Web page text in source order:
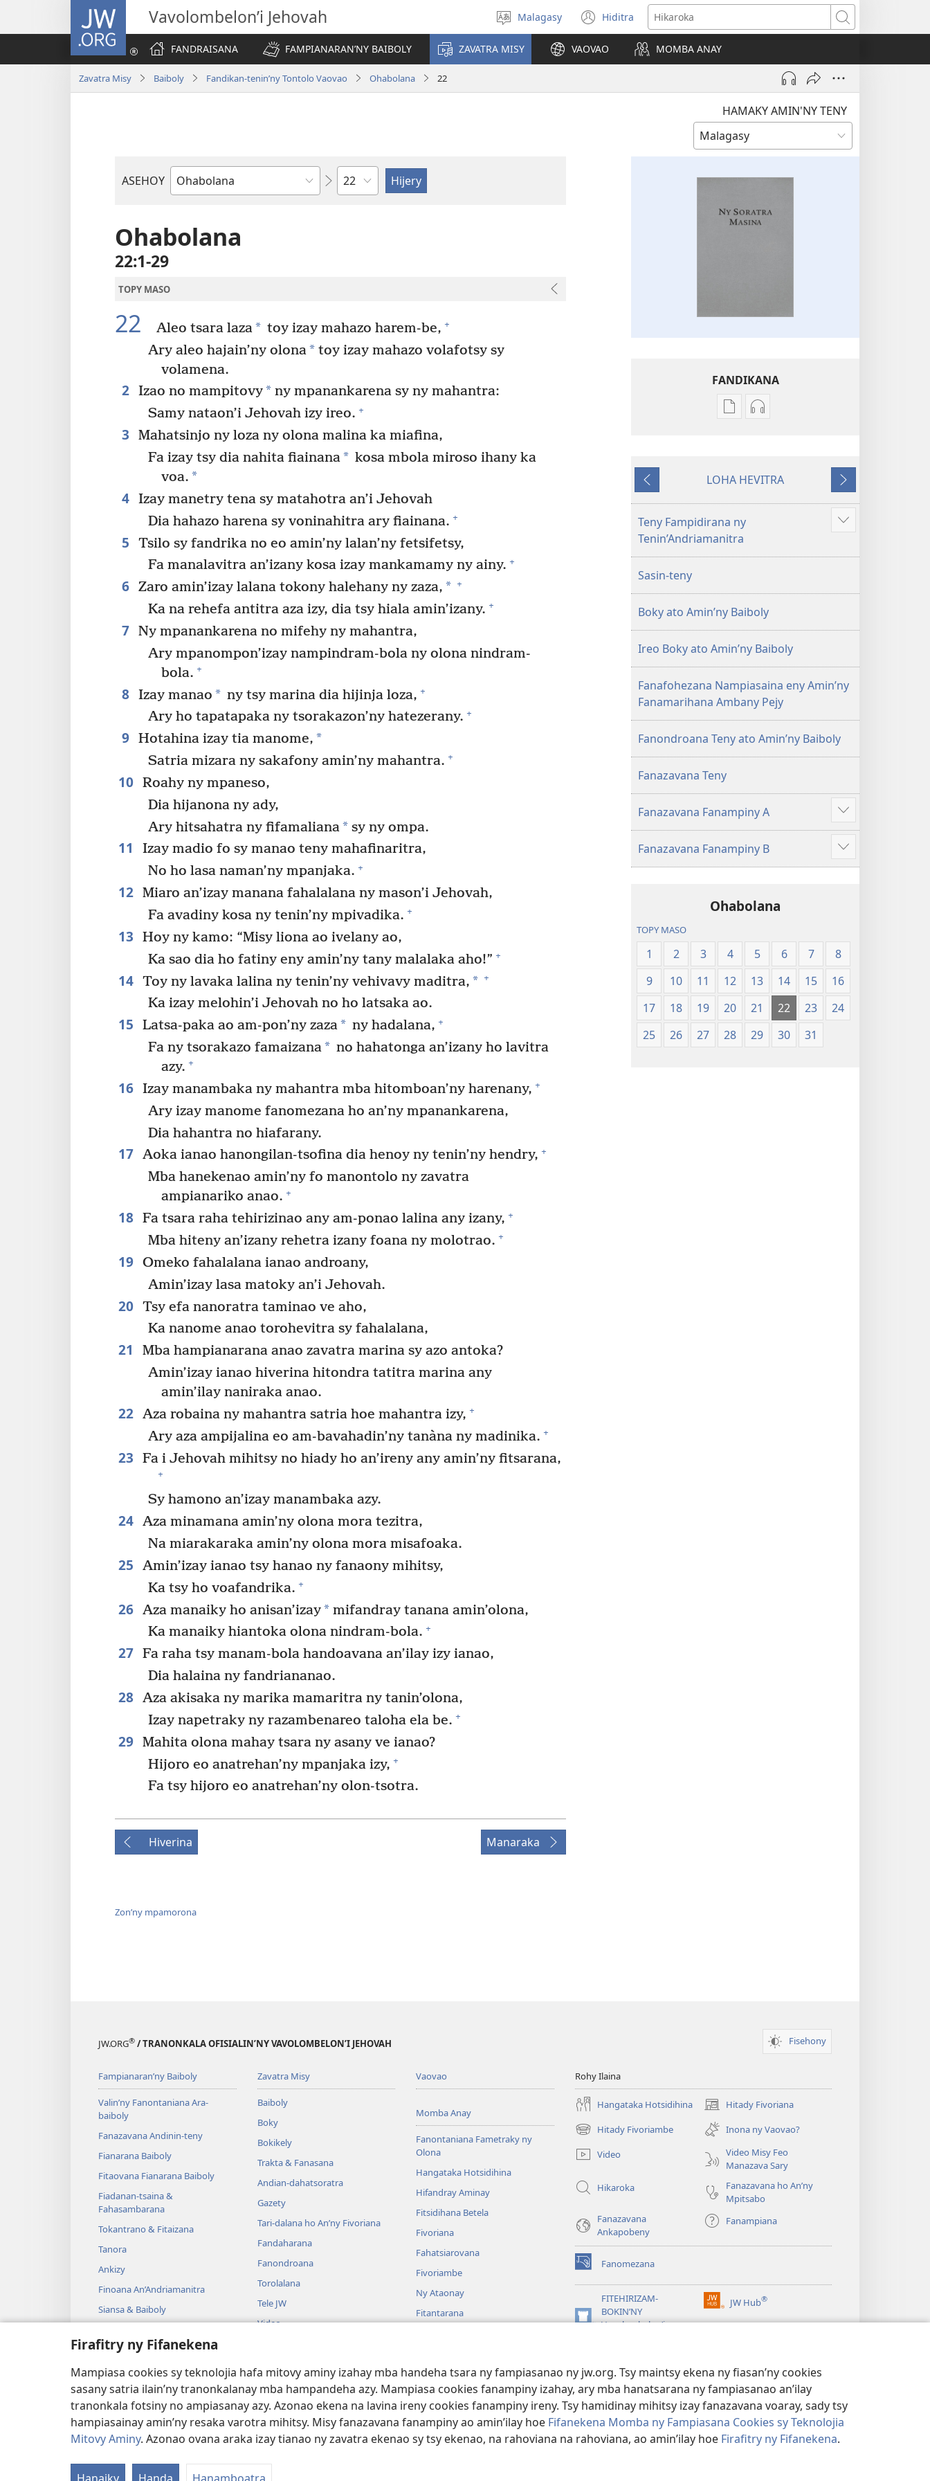
Firafitry ny Fifanekena
Mampiasa cookies sy teknolojia hafa mitovy aminy izahay mba handeha tsara ny fampiasanao ny jw.org. Tsy maintsy ekena ny fiasan’ny cookies
sasany satria ilain’ny tranonkalanay mba hampandeha azy. Mampiasa cookies fanampiny izahay, ary mba hanatsarana ny fampiasanao an’ilay
tranonkala fotsiny no ampiasanay azy. Azonao ekena na lavina ireny cookies fanampiny ireny. Tsy hamidinay mihitsy izay fanazavana voaray, sady tsy
hampiasainay amin’ny resaka varotra mihitsy. Misy fanazavana fanampiny ao amin’ilay hoe Fifanekena Momba ny Fampiasana Cookies sy Teknolojia
Mitovy Aminy. Azonao ovana araka izay tianao ny zavatra ekenao sy tsy ekenao, na rahoviana na rahoviana, ao amin’ilay hoe Firafitry ny Fifanekena.
JW.ORG Vavolombelon’i Jehovah
Hifidy
fiteny
Malagasy Hiditra
(manokatra
rohy)
Hikaroka
FANDRAISANA
FAMPIANARAN’NY BAIBOLY ZAVATRA MISY VAOVAO MOMBA ANAY
Zavatra Misy Baiboly Fandikan-tenin’ny Tontolo Vaovao Ohabolana 22
HAMAKY AMIN'NY TENY
ASEHOY
Boky
Amin’ny
Baiboly
Toko
Ohabolana
22:1-29
TOPY MASO
22 Aleo tsara laza* toy izay mahazo harem-be, +
Ary aleo hajain’ny olona* toy izay mahazo volafotsy sy
volamena.
2 Izao no mampitovy*ny mpanankarena sy ny mahantra:
Samy nataon’i Jehovah izy ireo. +
3
Mahatsinjo ny loza ny olona malina ka miafina,
Fa izay tsy dia nahita fiainana* kosa mbola miroso ihany ka
voa. *
4 Izay manetry tena sy matahotra an’i Jehovah
Dia hahazo harena sy voninahitra ary fiainana. +
5
Tsilo sy fandrika no eo amin’ny lalan’ny fetsifetsy,
Fa manalavitra an’izany kosa izay mankamamy ny ainy. +
6 Zaro amin’izay lalana tokony halehany ny zaza, * +
Ka na rehefa antitra aza izy, dia tsy hiala amin’izany. +
7 Ny mpanankarena no mifehy ny mahantra,
Ary mpanompon’izay nampindram-bola ny olona nindram-
bola. +
8 Izay manao * ny tsy marina dia hijinja loza, +
Ary ho tapatapaka ny tsorakazon’ny hatezerany. +
9 Hotahina izay tia manome, *
Satria mizara ny sakafony amin’ny mahantra. +
10 Roahy ny mpaneso,
Dia hijanona ny ady,
Ary hitsahatra ny fifamaliana* sy ny ompa.
11
Izay madio fo sy manao teny mahafinaritra,
No ho lasa naman’ny mpanjaka. +
12 Miaro an’izay manana fahalalana ny mason’i Jehovah,
Fa avadiny kosa ny tenin’ny mpivadika. +
13
Hoy ny kamo: “Misy liona ao ivelany ao,
Ka sao dia ho fatiny eny amin’ny tany malalaka aho!” +
14 Toy ny lavaka lalina ny tenin’ny vehivavy maditra, * +
Ka izay melohin’i Jehovah no ho latsaka ao.
15 Latsa-paka ao am-pon’ny zaza* ny hadalana, +
Fa ny tsorakazo famaizana* no hahatonga an’izany ho lavitra
azy. +
16 Izay manambaka ny mahantra mba hitomboan’ny harenany, +
Ary izay manome fanomezana ho an’ny mpanankarena,
Dia hahantra no hiafarany.
17 Aoka ianao hanongilan-tsofina dia henoy ny tenin’ny hendry, +
Mba hanekenao amin’ny fo manontolo ny zavatra
ampianariko anao. +
18 Fa tsara raha tehirizinao any am-ponao lalina any izany, +
Mba hiteny an’izany rehetra izany foana ny molotrao. +
19 Omeko fahalalana ianao androany,
Amin’izay lasa matoky an’i Jehovah.
20 Tsy efa nanoratra taminao ve aho,
Ka nanome anao torohevitra sy fahalalana,
21
Mba hampianarana anao zavatra marina sy azo antoka?
Amin’izay ianao hiverina hitondra tatitra marina any
amin’ilay naniraka anao.
22 Aza robaina ny mahantra satria hoe mahantra izy, +
Ary aza ampijalina eo am-bavahadin’ny tanàna ny madinika. +
23 Fa i Jehovah mihitsy no hiady ho an’ireny any amin’ny fitsarana,
+
Sy hamono an’izay manambaka azy.
24 Aza minamana amin’ny olona mora tezitra,
Na miarakaraka amin’ny olona mora misafoaka.
25
Amin’izay ianao tsy hanao ny fanaony mihitsy,
Ka tsy ho voafandrika. +
26 Aza manaiky ho anisan’izay*mifandray tanana amin’olona,
Ka manaiky hiantoka olona nindram-bola. +
27 Fa raha tsy manam-bola handoavana an’ilay izy ianao,
Dia halaina ny fandriananao.
28 Aza akisaka ny marika mamaritra ny tanin’olona,
Izay napetraky ny razambenareo taloha ela be. +
29 Mahita olona mahay tsara ny asany ve ianao?
Hijoro eo anatrehan’ny mpanjaka izy, +
Fa tsy hijoro eo anatrehan’ny olon-tsotra.
Hiverina Manaraka
Zon’ny mpamorona
FANDIKANA
Fandikana
Masina
tenin’ny
Tontolo
2021)
Fandikana
Soratra
(Nohavaozina
2021)
Hiverina
LOHA HEVITRA
Manaraka
Teny Fampidirana ny
Tenin’Andriamanitra
Hijery
kokoa
Sasin-teny
Boky ato Amin’ny Baiboly
Ireo Boky ato Amin’ny Baiboly
Fanafohezana Nampiasaina eny Amin’ny
Fanamarihana Ambany Pejy
Fanondroana Teny ato Amin’ny Baiboly
Fanazavana Teny
Fanazavana Fanampiny A
Hijery
misimisy
kokoa
Fanazavana Fanampiny B
Hijery
misimisy
Ohabolana
TOPY MASO
1 2 3 4 5 6 7
8
9
10 11 12 13 14 15
16
17
18 19 20 21 22 23
24
25
26 27 28 29 30 31
JW.ORG® / TRANONKALA OFISIALIN’NY VAVOLOMBELON’I JEHOVAH Fisehony
Fampianaran’ny Baiboly
Valin’ny Fanontaniana Ara-
baiboly
Fanazavana Andinin-teny
Fianarana Baiboly
Fitaovana Fianarana Baiboly
Fiadanan-tsaina &
Fahasambarana
Tokantrano & Fitaizana
Tanora
Ankizy
Finoana An’Andriamanitra
Siansa & Baiboly
Zavatra Misy
Baiboly
Boky
Bokikely
Trakta & Fanasana
Andian-dahatsoratra
Gazety
Tari-dalana ho An’ny Fivoriana
Fandaharana
Fanondroana
Torolalana
Tele JW
Video
Tantara Henoina
Vaovao
Momba Anay
Fanontaniana Fametraky ny
Olona
Hangataka Hotsidihina
Hifandray Aminay
Fitsidihana Betela
Fivoriana
Fahatsiarovana
Fivoriambe
Ny Ataonay
Fitantarana
Rohy Ilaina
Hangataka Hotsidihina Hitady Fivoriana
(manokatra
rohy)
Hitady Fivoriambe
(manokatra
rohy)
Inona ny Vaovao?
Video
Video Misy Feo
Manazava Sary
Hikaroka
Fanazavana ho An’ny
Mpitsabo
Fanazavana
Ankapobeny
Fanampiana
Fanomezana
(manokatra
rohy)
FITEHIRIZAM-
BOKIN’NY
Vavolombelon’i
(manokatra
JW Hub®
(manokatra
rohy)
Copyright © 2026 Watch Tower Bible and Tract Society of Pennsylvania. FIFANEKENA | FIFANEKENA MOMBA NY TSIAMBARATELO FIRAFITRY NY FIFANEKENA